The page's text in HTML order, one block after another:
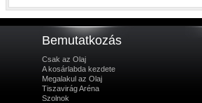
Bemutatkozás
Csak az Olaj
A kosárlabda kezdete
Megalakul az Olaj
Tiszavirág Aréna
Szolnok